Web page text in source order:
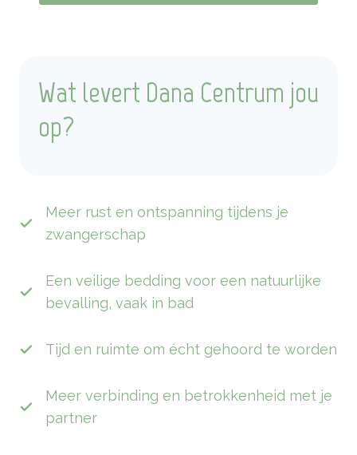
Wat levert Dana Centrum jou
op?
Meer rust en ontspanning tijdens je
zwangerschap
Een veilige bedding voor een natuurlijke
bevalling, vaak in bad
Tijd en ruimte om écht gehoord te worden
Meer verbinding en betrokkenheid met je
partner